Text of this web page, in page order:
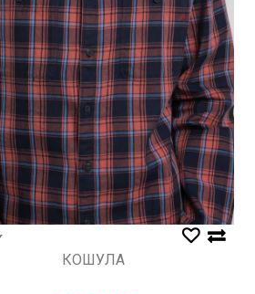
КОШУЛА